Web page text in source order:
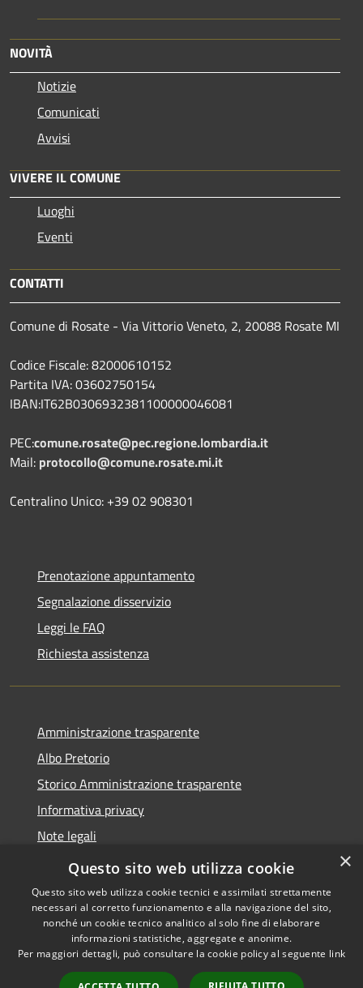
NOVITÀ
Notizie
Comunicati
Avvisi
VIVERE IL COMUNE
Luoghi
Eventi
CONTATTI
Comune di Rosate - Via Vittorio Veneto, 2, 20088 Rosate MI
Codice Fiscale: 82000610152
Partita IVA: 03602750154
IBAN:IT62B0306932381100000046081
PEC:comune.rosate@pec.regione.lombardia.it
Mail: protocollo@comune.rosate.mi.it
Centralino Unico: +39 02 908301
Prenotazione appuntamento
Segnalazione disservizio
Leggi le FAQ
Richiesta assistenza
Amministrazione trasparente
Albo Pretorio
Storico Amministrazione trasparente
Informativa privacy
Note legali
Dichiarazione di accessibilità
Accessibilità
Copyright © 2026 • Comune di
Rosate • Powered by
Municipium• Accesso
×
Questo sito web utilizza cookie
Questo sito web utilizza cookie tecnici e assimilati strettamente
necessari al corretto funzionamento e alla navigazione del sito,
nonché un cookie tecnico analitico al solo fine di elaborare
informazioni statistiche, aggregate e anonime.
Per maggiori dettagli, può consultare la cookie policy al seguente link